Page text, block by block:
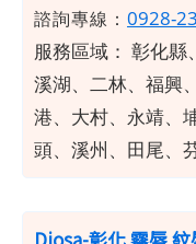
諮詢專線： 0928-
服務區域： 彰化縣
溪湖、二林、福興
港、大村、永靖、
頭、溪州、田尾、